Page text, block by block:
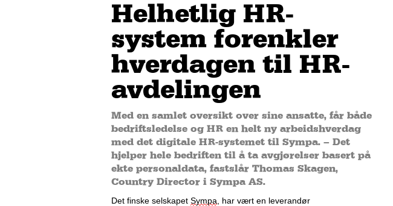
Helhetlig HR-
system forenkler
hverdagen til HR-
avdelingen
Med en samlet oversikt over sine ansatte, får både
bedriftsledelse og HR en helt ny arbeidshverdag
med det digitale HR-systemet til Sympa. – Det
hjelper hele bedriften til å ta avgjørelser basert på
ekte personaldata, fastslår Thomas Skagen,
Country Director i Sympa AS.
Det finske selskapet Sympa har vært en leverandør